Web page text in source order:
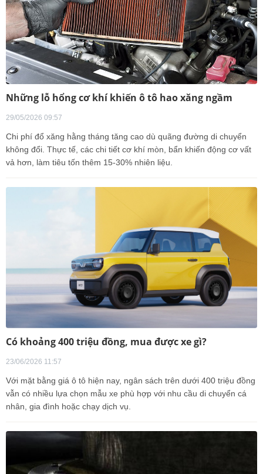
Những lỗ hổng cơ khí khiến ô tô hao xăng ngầm
29/05/2026 09:57
Chi phí đổ xăng hằng tháng tăng cao dù quãng đường di chuyển
không đổi. Thực tế, các chi tiết cơ khí mòn, bẩn khiến động cơ vất
vả hơn, làm tiêu tốn thêm 15-30% nhiên liệu.
Có khoảng 400 triệu đồng, mua được xe gì?
23/06/2026 11:57
Với mặt bằng giá ô tô hiện nay, ngân sách trên dưới 400 triệu đồng
vẫn có nhiều lựa chọn mẫu xe phù hợp với nhu cầu di chuyển cá
nhân, gia đình hoặc chạy dịch vụ.